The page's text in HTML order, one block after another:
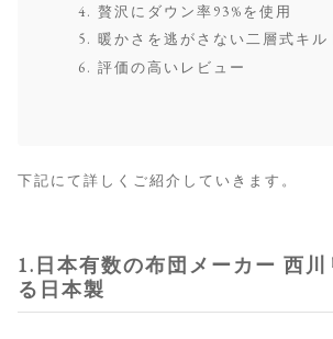
贅沢にダウン率93%を使用
暖かさを逃がさない二層式キル
評価の高いレビュー
下記にて詳しくご紹介していきます。
1.日本有数の布団メーカー 西川
る日本製